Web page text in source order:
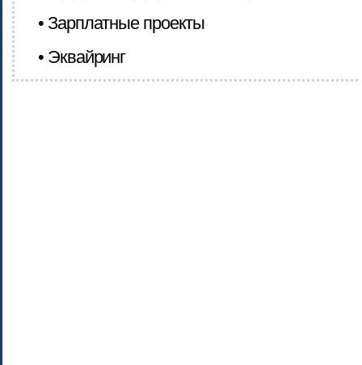
• Зарплатные проекты
• Эквайринг